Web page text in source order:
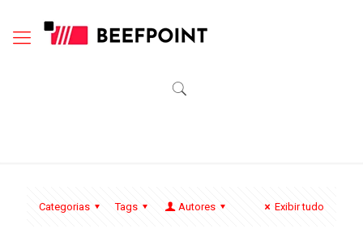
Categorias Tags Autores Exibir tudo